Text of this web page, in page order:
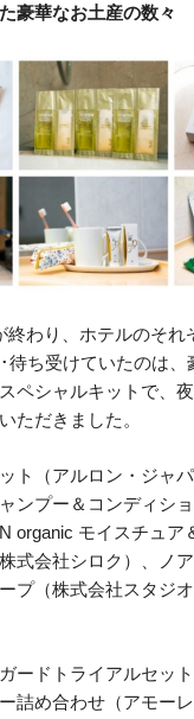
豪華なお土産の数々
終わり、ホテルのそれ
待ち受けていたのは、
ペシャルキットで、
ただきました。
ト（アルロン・ジャ
ンプー＆コンディシ
organic モイスチュア
式会社シロク）、ノ
プ（株式会社スタジ
ードトライアルセッ
詰め合わせ（アモー